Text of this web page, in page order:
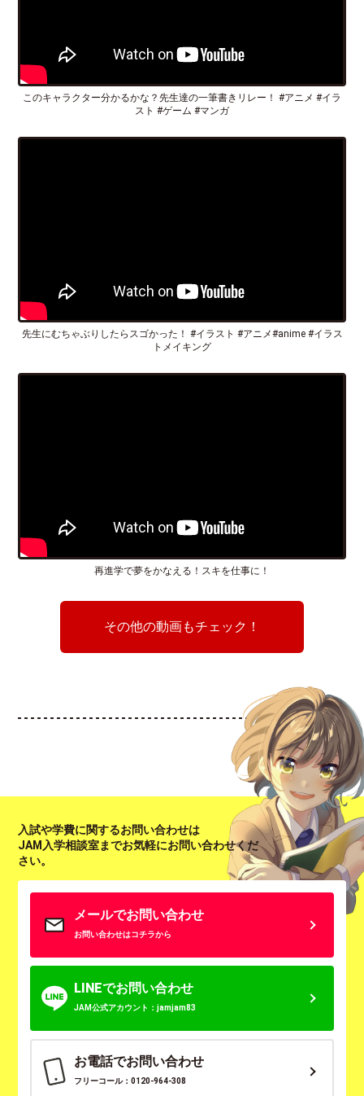
このキャラクター分かるかな？先生達の一筆書きリレー！ #アニメ #イラ
スト #ゲーム #マンガ
先生にむちゃぶりしたらスゴかった！ #イラスト #アニメ#anime #イラス
トメイキング
再進学で夢をかなえる！スキを仕事に！
その他の動画もチェック！
入試や学費に関するお問い合わせは
JAM入学相談室までお気軽にお問い合わせくだ
さい。
メールでお問い合わせ
お問い合わせはコチラから
LINEでお問い合わせ
JAM公式アカウント：jamjam83
お電話でお問い合わせ
フリーコール：0120-964-308